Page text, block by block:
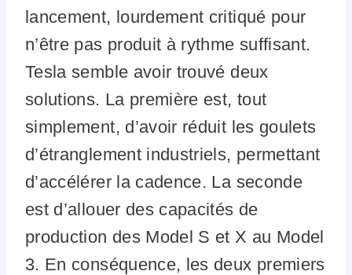
lancement, lourdement critiqué pour
n’être pas produit à rythme suffisant.
Tesla semble avoir trouvé deux
solutions. La première est, tout
simplement, d’avoir réduit les goulets
d’étranglement industriels, permettant
d’accélérer la cadence. La seconde
est d’allouer des capacités de
production des Model S et X au Model
3. En conséquence, les deux premiers